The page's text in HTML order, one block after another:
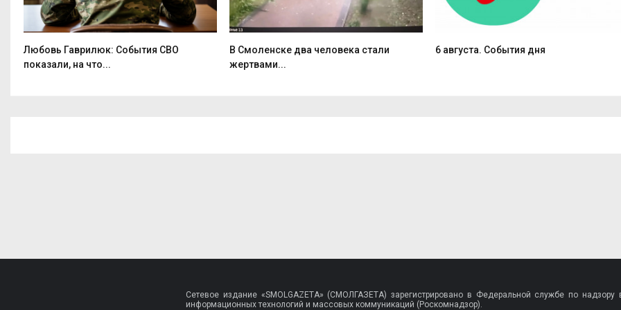
Любовь Гаврилюк: События СВО
показали, на что...
В Смоленске два человека стали
жертвами...
6 августа. События дня
Сетевое издание «SMOLGAZETA» (СМОЛГАЗЕТА) зарегистрировано в Федеральной службе по надзору
информационных технологий и массовых коммуникаций (Роскомнадзор).